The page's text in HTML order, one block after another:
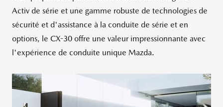
Activ de série et une gamme robuste de technologies de
sécurité et d'assistance à la conduite de série et en
options, le CX-30 offre une valeur impressionnante avec
l'expérience de conduite unique Mazda.